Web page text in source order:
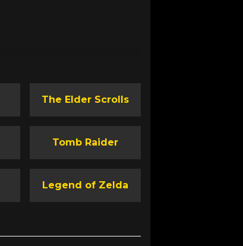
The Elder Scrolls
Tomb Raider
Legend of Zelda